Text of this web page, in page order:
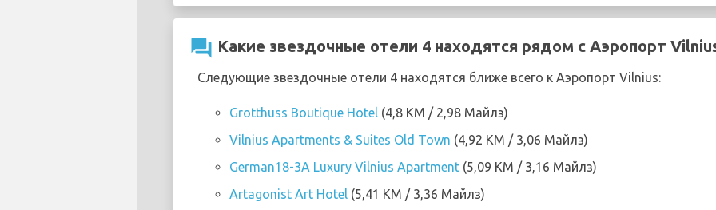
question_answer Какие звездочные отели 4 находятся рядом с Аэропорт
Следующие звездочные отели 4 находятся ближе всего к Аэропорт Vilnius:
Grotthuss Boutique Hotel (4,8 KM / 2,98 Майлз)
Vilnius Apartments & Suites Old Town (4,92 KM / 3,06 Майлз)
German18-3A Luxury Vilnius Apartment (5,09 KM / 3,16 Майлз)
Artagonist Art Hotel (5,41 KM / 3,36 Майлз)